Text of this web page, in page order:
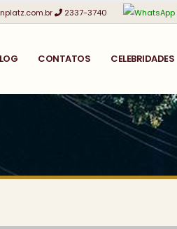
2337-3740
CONTATOS CELEBRIDADES